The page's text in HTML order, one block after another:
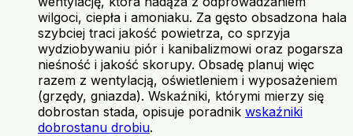
wilgoci, ciepła i amoniaku. Za gęsto obsadzona hala
szybciej traci jakość powietrza, co sprzyja
wydziobywaniu piór i kanibalizmowi oraz pogarsza
nieśność i jakość skorupy. Obsadę planuj więc
razem z wentylacją, oświetleniem i wyposażeniem
(grzędy, gniazda). Wskaźniki, którymi mierzy się
dobrostan stada, opisuje poradnik wskaźniki
dobrostanu drobiu.